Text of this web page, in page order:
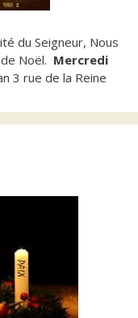
du Seigneur, Nous
Noël. Mercredi
3 rue de la Reine